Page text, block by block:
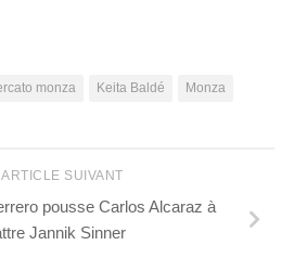
monza Keita Baldé Monza
ARTICLE SUIVANT
pousse Carlos Alcaraz à
Jannik Sinner